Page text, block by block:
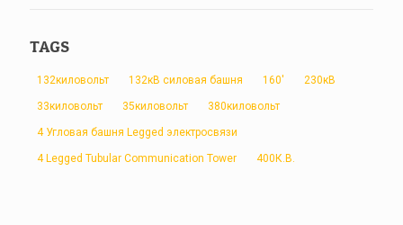
TAGS
132киловольт 132кВ силовая башня 160' 230кВ
33киловольт 35киловольт 380киловольт
4 Угловая башня Legged электросвязи
4 Legged Tubular Communication Tower 400К.В.